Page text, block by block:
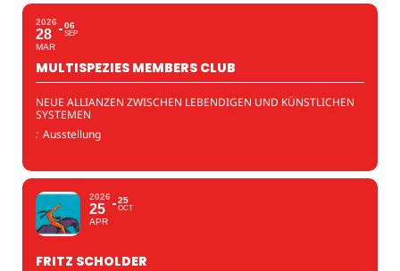
2026
28
MAR
06
SEP
MULTISPEZIES MEMBERS CLUB
NEUE ALLIANZEN ZWISCHEN LEBENDIGEN UND KÜNSTLICHEN
SYSTEMEN
: Ausstellung
2026
25
APR
25
OCT
FRITZ SCHOLDER